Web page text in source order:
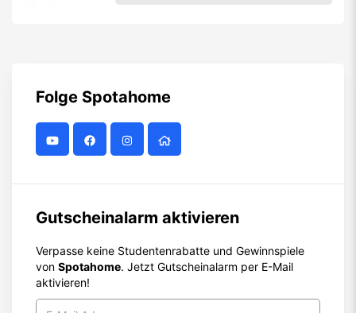
Folge Spotahome
Gutscheinalarm aktivieren
Verpasse keine Studentenrabatte und Gewinnspiele
von Spotahome. Jetzt Gutscheinalarm per E-Mail
aktivieren!